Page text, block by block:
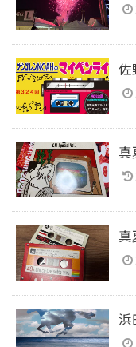
佐
真
真
浜